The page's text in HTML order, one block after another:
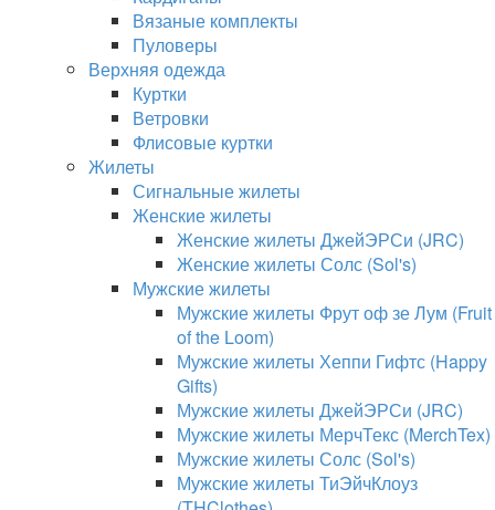
Вязаные комплекты
Пуловеры
Верхняя одежда
Куртки
Ветровки
Флисовые куртки
Жилеты
Сигнальные жилеты
Женские жилеты
Женские жилеты ДжейЭРСи (JRC)
Женские жилеты Солс (Sol's)
Мужские жилеты
Мужские жилеты Фрут оф зе Лум (Fruit
of the Loom)
Мужские жилеты Хеппи Гифтс (Happy
Gifts)
Мужские жилеты ДжейЭРСи (JRC)
Мужские жилеты МерчТекс (MerchTex)
Мужские жилеты Солс (Sol's)
Мужские жилеты ТиЭйчКлоуз